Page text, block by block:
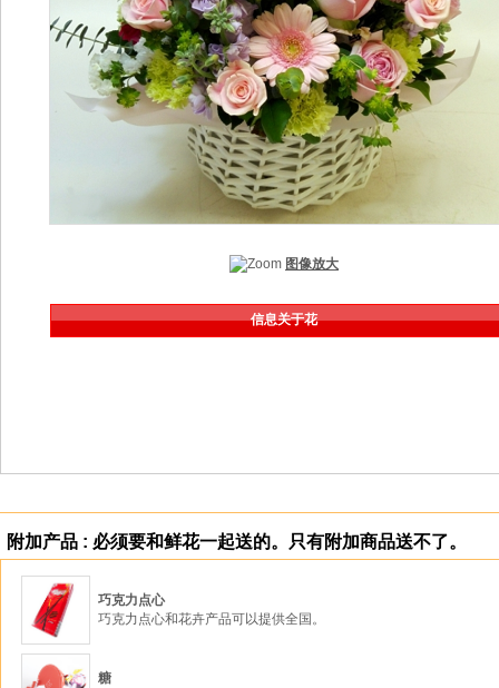
图像放大
信息关于花
附加产品 : 必须要和鲜花一起送的。只有附加商品送不了。
巧克力点心
巧克力点心和花卉产品可以提供全国。
糖